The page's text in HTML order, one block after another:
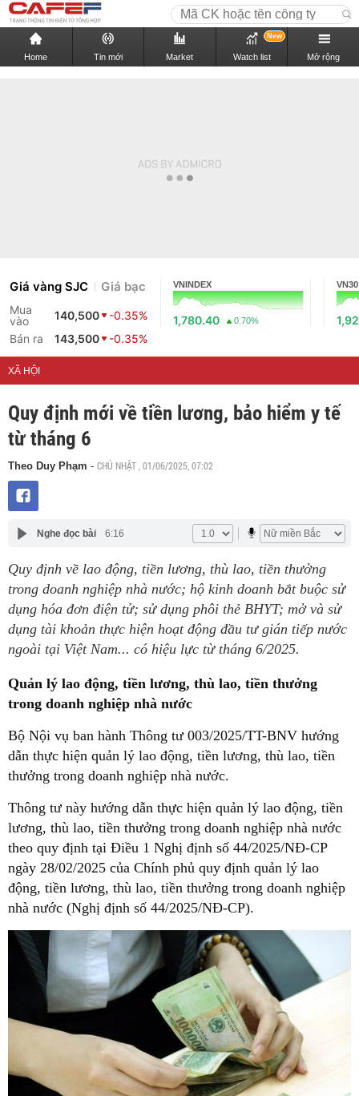
Home Tin mới Market Watch list
New
Mở rộng
Giá vàng SJC Giá bạc
Mua
vào
140,500
-0.35%
Bán ra
143,500 -0.35%
VNINDEX
1,780.40 0.70%
VN30
XÃ HỘI
Quy định mới về tiền lương, bảo hiểm y tế
từ tháng 6
Theo Duy Phạm - CHỦ NHẬT , 01/06/2025, 07:02
Nghe đọc bài 6:16
Quy định về lao động, tiền lương, thù lao, tiền thưởng
trong doanh nghiệp nhà nước; hộ kinh doanh bắt buộc sử
dụng hóa đơn điện tử; sử dụng phôi thẻ BHYT; mở và sử
dụng tài khoản thực hiện hoạt động đầu tư gián tiếp nước
ngoài tại Việt Nam... có hiệu lực từ tháng 6/2025.
Quản lý lao động, tiền lương, thù lao, tiền thưởng
trong doanh nghiệp nhà nước
Bộ Nội vụ ban hành Thông tư 003/2025/TT-BNV hướng
dẫn thực hiện quản lý lao động, tiền lương, thù lao, tiền
thưởng trong doanh nghiệp nhà nước.
Thông tư này hướng dẫn thực hiện quản lý lao động, tiền
lương, thù lao, tiền thưởng trong doanh nghiệp nhà nước
theo quy định tại Điều 1 Nghị định số 44/2025/NĐ-CP
ngày 28/02/2025 của Chính phủ quy định quản lý lao
động, tiền lương, thù lao, tiền thưởng trong doanh nghiệp
nhà nước (Nghị định số 44/2025/NĐ-CP).